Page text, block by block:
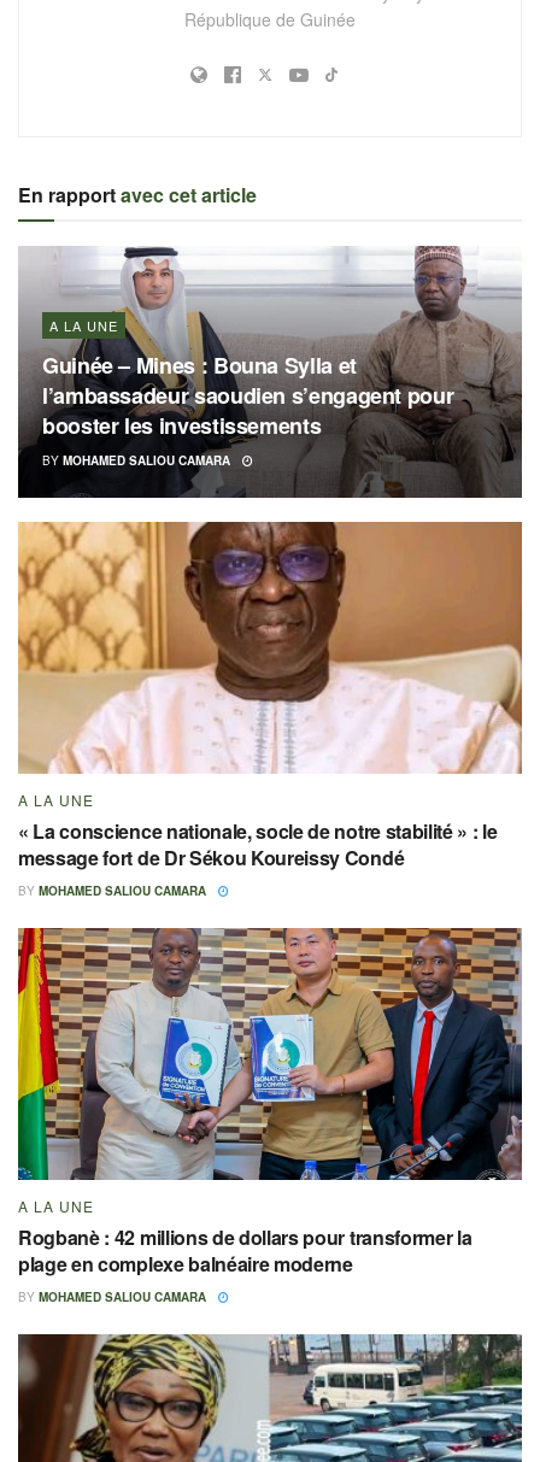
République de Guinée
En rapportavec cet article
A LA UNE
Guinée – Mines : Bouna Sylla et
l’ambassadeur saoudien s’engagent pour
booster les investissements
BY MOHAMED SALIOU CAMARA
A LA UNE
« La conscience nationale, socle de notre stabilité » : le
message fort de Dr Sékou Koureissy Condé
BY MOHAMED SALIOU CAMARA
A LA UNE
Rogbanè : 42 millions de dollars pour transformer la
plage en complexe balnéaire moderne
BY MOHAMED SALIOU CAMARA